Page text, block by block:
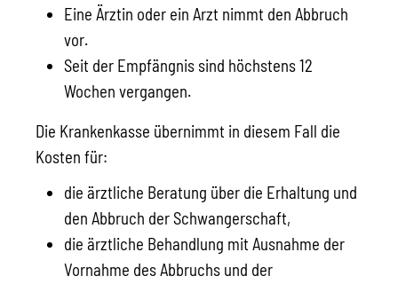
Eine Ärztin oder ein Arzt nimmt den Abbruch
vor.
Seit der Empfängnis sind höchstens 12
Wochen vergangen.
Die Krankenkasse übernimmt in diesem Fall die
Kosten für:
die ärztliche Beratung über die Erhaltung und
den Abbruch der Schwangerschaft,
die ärztliche Behandlung mit Ausnahme der
Vornahme des Abbruchs und der